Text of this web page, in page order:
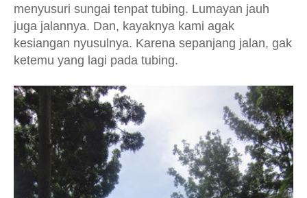
menyusuri sungai tenpat tubing. Lumayan jauh
juga jalannya. Dan, kayaknya kami agak
kesiangan nyusulnya. Karena sepanjang jalan, gak
ketemu yang lagi pada tubing.